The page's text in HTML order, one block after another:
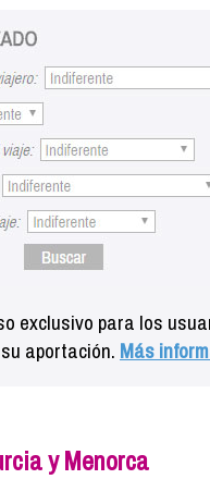
exclusivo para los
aportación. Más
y Menorca